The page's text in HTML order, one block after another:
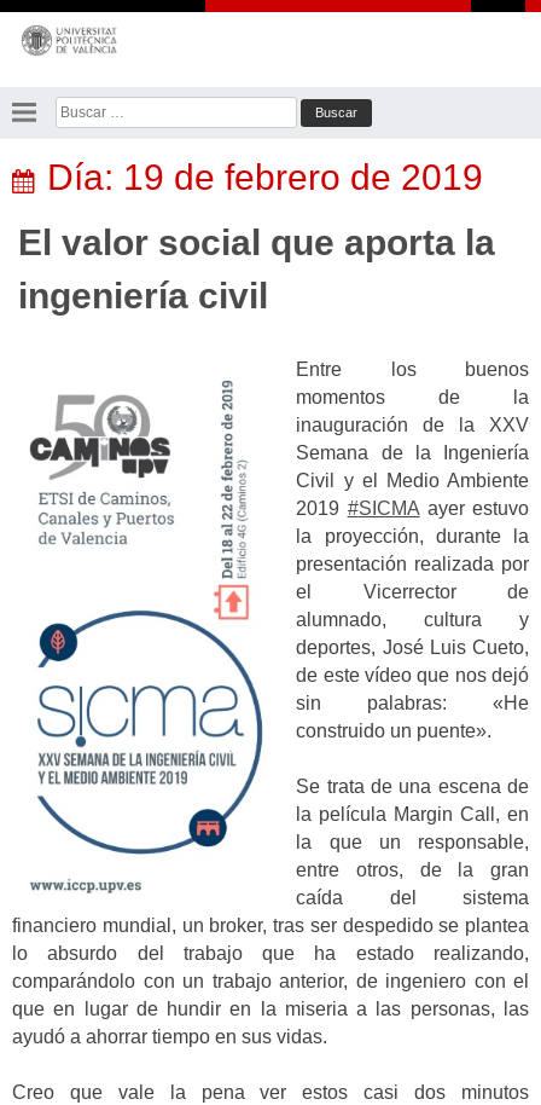
Saltar
contenido
Buscar:
Día: 19 de febrero de 2019
El valor social que aporta la
ingeniería civil
Entre los buenos
momentos de la
inauguración de la XXV
Semana de la Ingeniería
Civil y el Medio Ambiente
2019 #SICMA ayer estuvo
la proyección, durante la
presentación realizada por
el Vicerrector de
alumnado, cultura y
deportes, José Luis Cueto,
de este vídeo que nos dejó
sin palabras: «He
construido un puente».
Se trata de una escena de
la película Margin Call, en
la que un responsable,
entre otros, de la gran
caída del sistema
financiero mundial, un broker, tras ser despedido se plantea
lo absurdo del trabajo que ha estado realizando,
comparándolo con un trabajo anterior, de ingeniero con el
que en lugar de hundir en la miseria a las personas, las
ayudó a ahorrar tiempo en sus vidas.
Creo que vale la pena ver estos casi dos minutos